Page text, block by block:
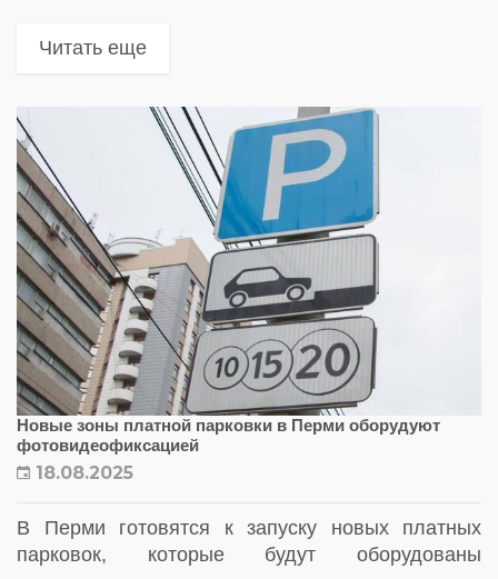
Читать еще
Новые зоны платной парковки в Перми оборудуют
фотовидеофиксацией
18.08.2025
В Перми готовятся к запуску новых платных
парковок, которые будут оборудованы